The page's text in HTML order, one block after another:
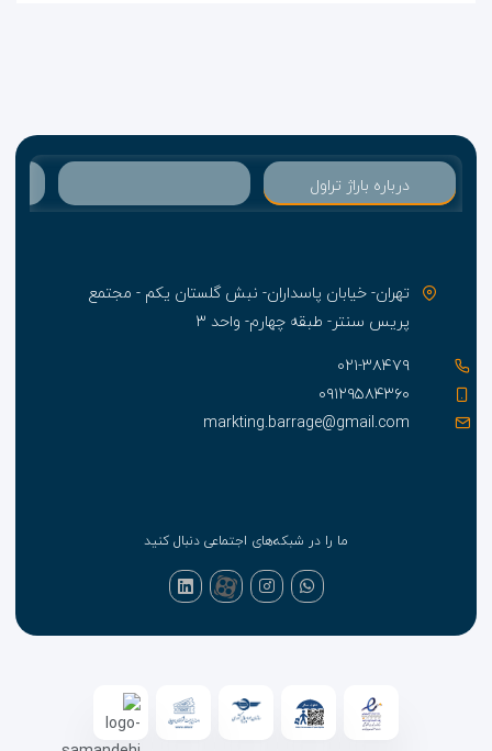
درباره باراژ تراول
تهران- خیابان پاسداران- نبش گلستان یکم - مجتمع
پریس سنتر- طبقه چهارم- واحد ۳
۰۲۱-۳۸۴۷۹
۰۹۱۲۹۵۸۴۳۶۰
markting.barrage@gmail.com
ما را در شبکه‌های اجتماعی دنبال کنید